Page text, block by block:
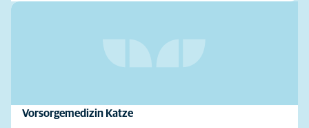
Vorsorgemedizin Katze